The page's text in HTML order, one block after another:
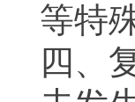
等特
四、